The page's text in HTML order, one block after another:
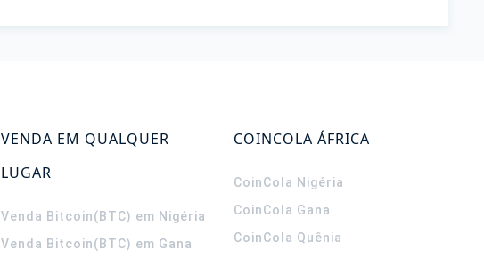
VENDA EM QUALQUER
LUGAR
Venda Bitcoin(BTC) em Nigéria
Venda Bitcoin(BTC) em Gana
COINCOLA ÁFRICA
CoinCola Nigéria
CoinCola Gana
CoinCola Quênia